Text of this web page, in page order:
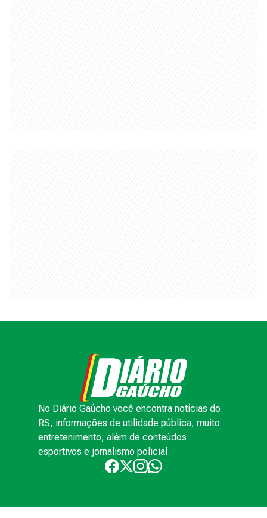
No Diário Gaúcho você encontra notícias do
RS, informações de utilidade pública, muito
entretenimento, além de conteúdos
esportivos e jornalismo policial.